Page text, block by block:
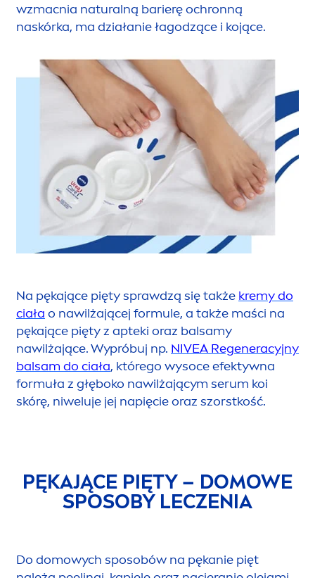
wzmacnia naturalną barierę ochronną
naskórka, ma działanie łagodzące i kojące.
Na pękające pięty sprawdzą się także kremy do
ciała o nawilżającej formule, a także maści na
pękające pięty z apteki oraz balsamy
nawilżające. Wypróbuj np. NIVEA Regeneracyjny
balsam do ciała, którego wysoce efektywna
formuła z głęboko nawilżającym serum koi
skórę, niweluje jej napięcie oraz szorstkość.
PĘKAJĄCE PIĘTY – DOMOWE
SPOSOBY LECZENIA
Do domowych sposobów na pękanie pięt